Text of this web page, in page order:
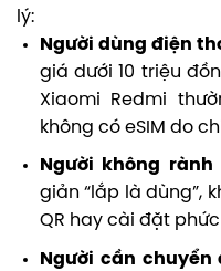
lý:
Người dùng điện
giá dưới 10 triệu
Xiaomi Redmi
không có eSIM do
Người không rành
giản “lắp là dùng”,
QR hay cài đặt
Người cần chuyển